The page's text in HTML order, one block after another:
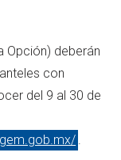
Opción) deberán
con
del 9 al 30 de
.